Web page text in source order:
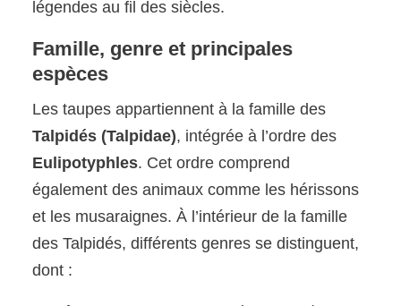
légendes au fil des siècles.
Famille, genre et principales
espèces
Les taupes appartiennent à la famille des
Talpidés (Talpidae), intégrée à l’ordre des
Eulipotyphles. Cet ordre comprend
également des animaux comme les hérissons
et les musaraignes. À l’intérieur de la famille
des Talpidés, différents genres se distinguent,
dont :